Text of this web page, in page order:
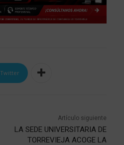
Twitter
Artículo siguiente
LA SEDE UNIVERSITARIA DE
TORREVIEJA ACOGE LA